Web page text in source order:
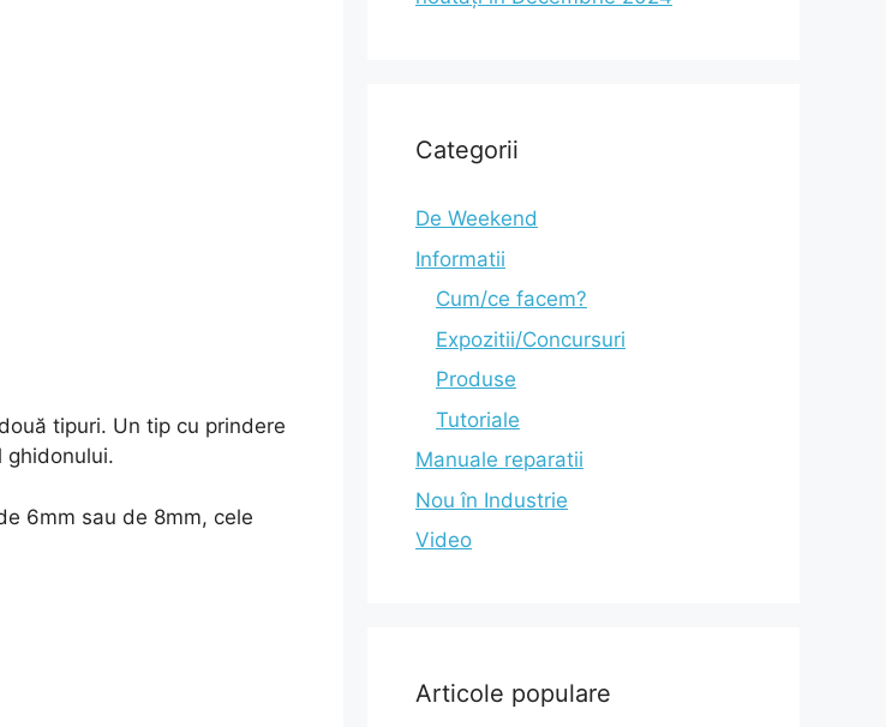
tipuri. Un tip cu prindere
ghidonului.
6mm sau de 8mm, cele
Categorii
De Weekend
Informatii
Cum/ce facem?
Expozitii/Concursuri
Produse
Tutoriale
Manuale reparatii
Nou în Industrie
Video
Articole populare